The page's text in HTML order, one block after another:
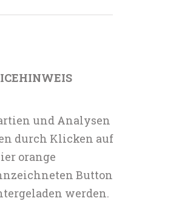
und Analysen
durch Klicken auf
orange
Button
werden.